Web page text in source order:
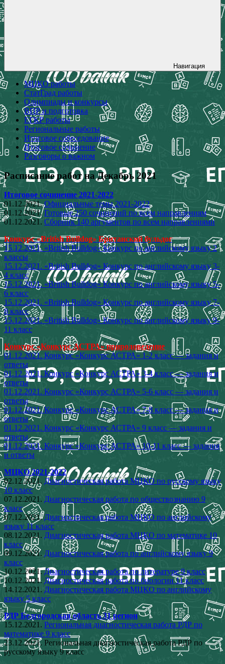
Навигация
МЦКО работы
СтатГрад работы
Олимпиады и конкурсы
ВПР и подготовка
ЕГКР работы
Региональные работы
Итоговое собеседование
Итоговое сочинение
Разговоры о важном
Расписание работ на Декабрь 2021
Итоговое сочинение 2021-2022
01.12.2021.Официальные темы 2021-2022
01.12.2021.Готовые 250 сочинений по всем направлениям
01.12.2021. Сборник 140 аргументов по всем направлениями
Конкурс «British Bulldog» Британский бульдог
15.12.2021. «British Bulldog» Конкурс по английскому языку 2
классы
15.12.2021. «British Bulldog» Конкурс по английскому языку 3-
4 класс
15.12.2021. «British Bulldog» Конкурс по английскому языку 5-
6 класс
15.12.2021. «British Bulldog» Конкурс по английскому языку 7-
8 класс
15.12.2021. «British Bulldog» Конкурс по английскому языку 9-
11 класс
Конкурс «Конкурс АСТРА» природоведение
01.12.2021. Конкурс «Конкурс АСТРА» 1-2 класс — задания и
ответы
01.12.2021. Конкурс «Конкурс АСТРА» 3-4 класс — задания и
ответы
01.12.2021. Конкурс «Конкурс АСТРА» 5-6 класс — задания и
ответы
01.12.2021. Конкурс «Конкурс АСТРА» 7-8 класс — задания и
ответы
01.12.2021. Конкурс «Конкурс АСТРА» 9 класс — задания и
ответы
01.12.2021. Конкурс «Конкурс АСТРА» 10-11 класс — задания
и ответы
МЦКО 2021-2022
02.12.2021. Диагностическая работа МЦКО по русскому языку
10 класс
07.12.2021. Диагностическая работа по обществознанию 9
класс
07.12.2021.Диагностическая работа МЦКО по английскому
языку 11 класс
08.12.2021. Диагностическая работа МЦКО по математике 10
класс
09.12.2021. Диагностическая работа по английскому языку 9
класс
10.12.2021.Диагностическая работа по литературе 9 класс
10.12.2021.Диагностическая работа по биологии 11 класс
14.12.2021. Диагностическая работа МЦКО по английскому
языку 5 класс
РДР Белгородская область 31 регион
15.12.2021. Региональная диагностическая работа РДР по
математике 9 класс
23.12.2021. Региональная диагностическая работа РДР по
русскому языку 9 класс